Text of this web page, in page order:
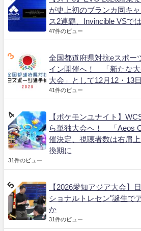
が史上初のブランカ同キ
ス2連覇、Invincible VSで
47件のビュー
全国都道府県対抗eスポー
イン開催へ！ 「新たな大
大会」として12月12・13
41件のビュー
【ポケモンユナイト】
ら単独大会へ！ 「Aeos
催決定、視聴者数は右肩
換期に
31件のビュー
【2026愛知アジア大会】
ショナルトレセン"誕生で
か
31件のビュー